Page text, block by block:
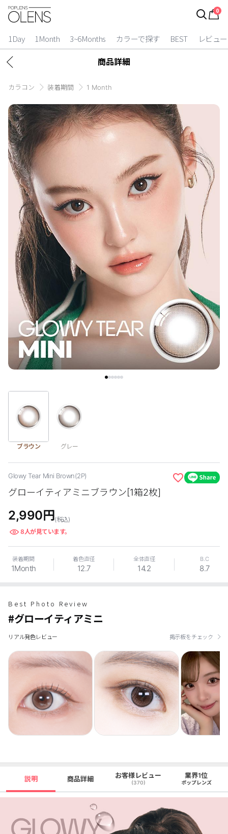
0
1Day 1Month 3~6Months カラーで探す BEST レビュー
ログイン
カラコン比較
今月限定特典
カラコン
装着期間
1 Day
2 Weeks
1 Month
3~6 Months
よりどりキット
カラー
ブラウン
チョコ
グレー
ブラック
ヘーゼル
グリーン
ブルー
透明
ハロウィンカラコン
ケア用品
EYEしてる
総合掲示板
カスタマーサービス
ショッピングガイド
アプリダウンロード
INSTAGRAM TWITTER FACEBOOK
商品詳細
カラコン 装着期間 1 Month
ブラウン グレー
Glowy Tear Mini Brown(2P)
グローイティアミニブラウン[1箱2枚]
2,990円(税込)
8人が見ています。
装着期間
1Month
着色直径
12.7
全体直径
14.2
B.C
8.7
Best Photo Review
#グローイティアミニ
リアル発色レビュー 掲示板をチェック
説明 商品詳細 お客様レビュー
(370)
業界1位
ポップレンズ